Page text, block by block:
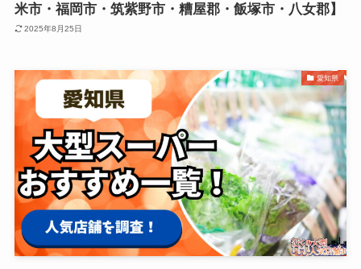
米市・福岡市・筑紫野市・糟屋郡・飯塚市・八女郡】
2025年8月25日
愛知県